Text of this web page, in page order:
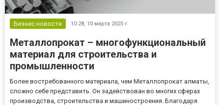
Бизнес новости 10:28, 10 марта 2025 г.
Металлопрокат – многофункциональный
материал для строительства и
промышленности
Более востребованного материала, чем Металлопрокат алматы,
сложно себе представить. Он задействован во многих сферах
производства, строительства и машиностроения. Благодаря